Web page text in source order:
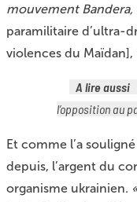
mouvement
paramilitaire d’ultra-
violences du Maïdan],
A lire aussi
l’opposition au
Et comme l’a
depuis, l’argent du
organisme ukrainien.